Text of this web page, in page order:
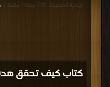
كتاب كيف تحقق
للإدارة الصحيحة PDF مجانا | مكتبة >